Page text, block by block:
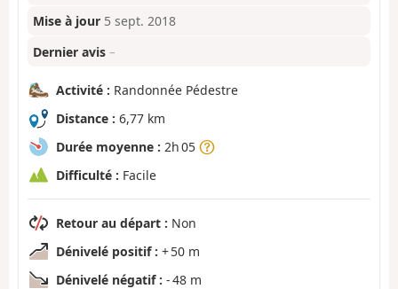
Mise à jour 5 sept. 2018
Dernier avis –
Activité : Randonnée Pédestre
Distance : 6,77 km
Durée moyenne : 2h 05
Difficulté : Facile
Retour au départ : Non
Dénivelé positif : + 50 m
Dénivelé négatif : - 48 m